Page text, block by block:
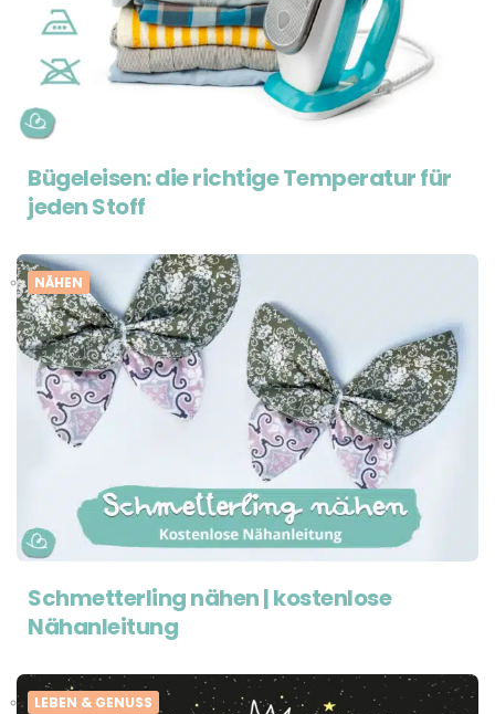
Bügeleisen: die richtige Temperatur für
jeden Stoff
NÄHEN
Schmetterling nähen | kostenlose
Nähanleitung
LEBEN & GENUSS